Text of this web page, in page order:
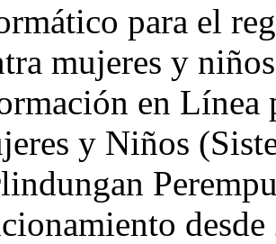
para el
mujeres y
en Línea
y Niños
desde